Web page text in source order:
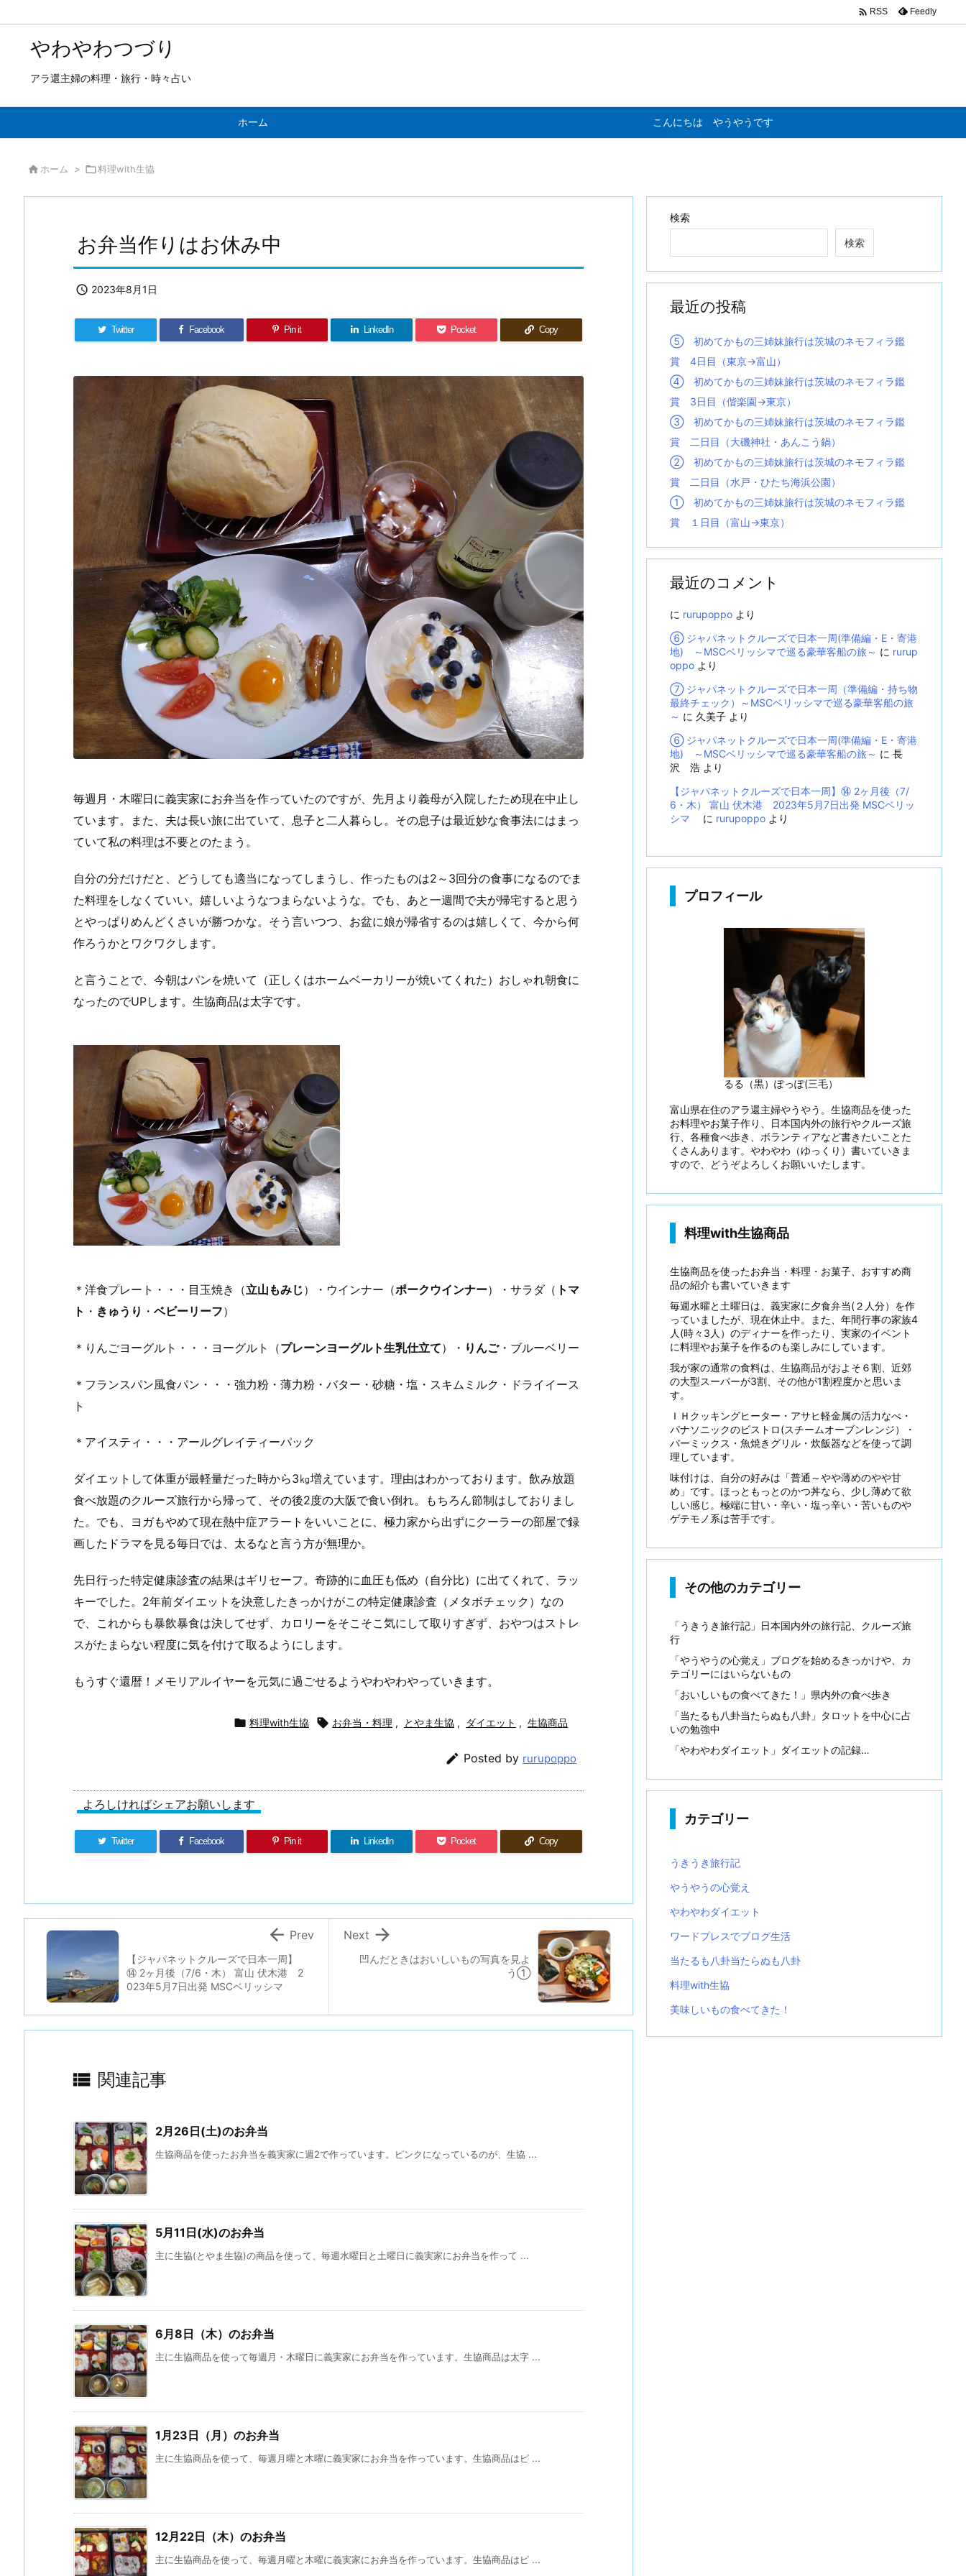
やわやわつづり
アラ還主婦の料理・旅行・時々占い
ホーム こんにちは やうやうです
 RSS Feedly
 ホーム > 料理with生協
お弁当作りはお休み中
 2023年8月1日
Twitter Facebook Pin it LinkedIn Pocket Copy
毎週月・木曜日に義実家にお弁当を作っていたのですが、先月より義母が入院したため現在中止し
ています。また、夫は長い旅に出ていて、息子と二人暮らし。その息子は最近妙な食事法にはまっ
ていて私の料理は不要とのたまう。
自分の分だけだと、どうしても適当になってしまうし、作ったものは2～3回分の食事になるのでま
た料理をしなくていい。嬉しいようなつまらないような。でも、あと一週間で夫が帰宅すると思う
とやっぱりめんどくさいが勝つかな。そう言いつつ、お盆に娘が帰省するのは嬉しくて、今から何
作ろうかとワクワクします。
と言うことで、今朝はパンを焼いて（正しくはホームベーカリーが焼いてくれた）おしゃれ朝食に
なったのでUPします。生協商品は太字です。
＊洋食プレート・・・目玉焼き（立山もみじ）・ウインナー（ポークウインナー）・サラダ（ トマ
ト ・ きゅうり ・ ベビーリーフ）
＊りんごヨーグルト・・・ヨーグルト（プレーンヨーグルト生乳仕立て）・ りんご・ブルーベリー
＊フランスパン風食パン・・・強力粉・薄力粉・バター・砂糖・塩・スキムミルク・ドライイース
ト
＊アイスティ・・・アールグレイティーパック
ダイエットして体重が最軽量だった時から3㎏増えています。理由はわかっております。飲み放題
食べ放題のクルーズ旅行から帰って、その後2度の大阪で食い倒れ。もちろん節制はしておりまし
た。でも、ヨガもやめて現在熱中症アラートをいいことに、極力家から出ずにクーラーの部屋で録
画したドラマを見る毎日では、太るなと言う方が無理か。
先日行った特定健康診査の結果はギリセーフ。奇跡的に血圧も低め（自分比）に出てくれて、ラッ
キーでした。2年前ダイエットを決意したきっかけがこの特定健康診査（メタボチェック）なの
で、これからも暴飲暴食は決してせず、カロリーをそこそこ気にして取りすぎず、おやつはストレ
スがたまらない程度に気を付けて取るようにします。
もうすぐ還暦！メモリアルイヤーを元気に過ごせるようやわやわやっていきます。
 料理with生協  お弁当・料理 , とやま生協 , ダイエット , 生協商品
 Posted by rurupoppo
よろしければシェアお願いします
Twitter Facebook Pin it LinkedIn Pocket Copy
凹んだときはおいしいもの写真を見よ
う①

Next
【ジャパネットクルーズで日本一周】
⑭ 2ヶ月後（7/6・木） 富山 伏木港 2
023年5月7日出発 MSCベリッシマ
 Prev
 関連記事
2月26日(土)のお弁当
生協商品を使ったお弁当を義実家に週2で作っています。ピンクになっているのが、生協 ...
5月11日(水)のお弁当
主に生協(とやま生協)の商品を使って、毎週水曜日と土曜日に義実家にお弁当を作って ...
6月8日（木）のお弁当
主に生協商品を使って毎週月・木曜日に義実家にお弁当を作っています。生協商品は太字 ...
1月23日（月）のお弁当
主に生協商品を使って、毎週月曜と木曜に義実家にお弁当を作っています。生協商品はピ ...
12月22日（木）のお弁当
主に生協商品を使って、毎週月曜と木曜に義実家にお弁当を作っています。生協商品はピ ...
検索
検索
最近の投稿
⑤ 初めてかもの三姉妹旅行は茨城のネモフィラ鑑
賞 4日目（東京→富山）
④ 初めてかもの三姉妹旅行は茨城のネモフィラ鑑
賞 3日目（偕楽園→東京）
③ 初めてかもの三姉妹旅行は茨城のネモフィラ鑑
賞 二日目（大磯神社・あんこう鍋）
② 初めてかもの三姉妹旅行は茨城のネモフィラ鑑
賞 二日目（水戸・ひたち海浜公園）
① 初めてかもの三姉妹旅行は茨城のネモフィラ鑑
賞 １日目（富山→東京）
最近のコメント
に rurupoppo より
⑥ ジャパネットクルーズで日本一周(準備編・E・寄港
地) ～MSCベリッシマで巡る豪華客船の旅～ に rurup
oppo より
⑦ ジャパネットクルーズで日本一周（準備編・持ち物
最終チェック）～MSCベリッシマで巡る豪華客船の旅
～ に 久美子 より
⑥ ジャパネットクルーズで日本一周(準備編・E・寄港
地) ～MSCベリッシマで巡る豪華客船の旅～ に 長
沢 浩 より
【ジャパネットクルーズで日本一周】⑭ 2ヶ月後（7/
6・木） 富山 伏木港 2023年5月7日出発 MSCベリッ
シマ
に rurupoppo より
プロフィール
るる（黒）ぽっぽ(三毛）
富山県在住のアラ還主婦やうやう。生協商品を使った
お料理やお菓子作り、日本国内外の旅行やクルーズ旅
行、各種食べ歩き、ボランティアなど書きたいことた
くさんあります。やわやわ（ゆっくり）書いていきま
すので、どうぞよろしくお願いいたします。
料理with生協商品
生協商品を使ったお弁当・料理・お菓子、おすすめ商
品の紹介も書いていきます
毎週水曜と土曜日は、義実家に夕食弁当(２人分）を作
っていましたが、現在休止中。また、年間行事の家族4
人(時々3人）のディナーを作ったり、実家のイベント
に料理やお菓子を作るのも楽しみにしています。
我が家の通常の食料は、生協商品がおよそ６割、近郊
の大型スーパーが3割、その他が1割程度かと思いま
す。
ＩＨクッキングヒーター・アサヒ軽金属の活力なべ・
パナソニックのビストロ(スチームオーブンレンジ）・
バーミックス・魚焼きグリル・炊飯器などを使って調
理しています。
味付けは、自分の好みは「普通～やや薄めのやや甘
め」です。ほっともっとのかつ丼なら、少し薄めて欲
しい感じ。極端に甘い・辛い・塩っ辛い・苦いものや
ゲテモノ系は苦手です。
その他のカテゴリー
「うきうき旅行記」日本国内外の旅行記、クルーズ旅
行
「やうやうの心覚え」ブログを始めるきっかけや、カ
テゴリーにはいらないもの
「おいしいもの食べてきた！」県内外の食べ歩き
「当たるも八卦当たらぬも八卦」タロットを中心に占
いの勉強中
「やわやわダイエット」ダイエットの記録…
カテゴリー
うきうき旅行記
やうやうの心覚え
やわやわダイエット
ワードプレスでブログ生活
当たるも八卦当たらぬも八卦
料理with生協
美味しいもの食べてきた！